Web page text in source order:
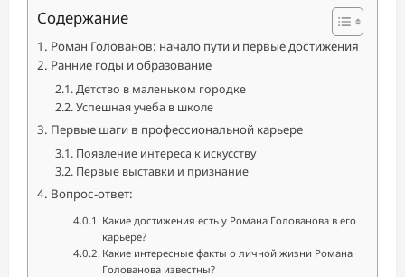
Содержание
Роман Голованов: начало пути и первые достижения
Ранние годы и образование
Детство в маленьком городке
Успешная учеба в школе
Первые шаги в профессиональной карьере
Появление интереса к искусству
Первые выставки и признание
Вопрос-ответ:
Какие достижения есть у Романа Голованова в его
карьере?
Какие интересные факты о личной жизни Романа
Голованова известны?